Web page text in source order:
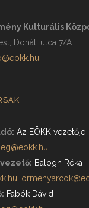
Kulturális
Donáti utca 7/A.
Az EÖKK vezetője
Balogh Réka –
Fabók Dávid –